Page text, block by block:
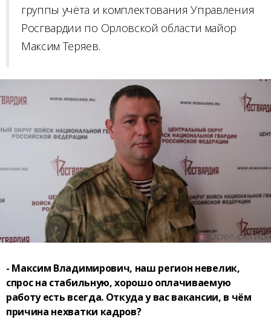
группы учёта и комплектования Управления
Росгвардии по Орловской области майор
Максим Теряев.
- Максим Владимирович, наш регион невелик,
спрос на стабильную, хорошо оплачиваемую
работу есть всегда. Откуда у вас вакансии, в чём
причина нехватки кадров?